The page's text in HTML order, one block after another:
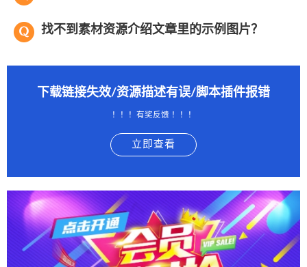
找不到素材资源介绍文章里的示例图片？
下载链接失效/资源描述有误/脚本插件报错
！！！有奖反馈 ！！！
立即查看